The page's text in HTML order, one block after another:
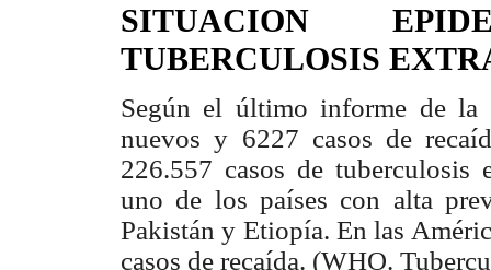
SITUACION
TUBERCULOSIS
Según el último informe de la
nuevos y 6227 casos de
226.557 casos de tuberculosis
uno de los países con alta
Pakistán y Etiopía. En las
casos de recaída. (WHO.